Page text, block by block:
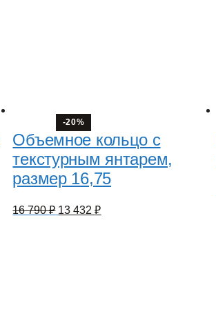
-20%
Объемное кольцо с
текстурным янтарем,
размер 16,75
16 790₽ Первоначальная
13 432₽Текущая